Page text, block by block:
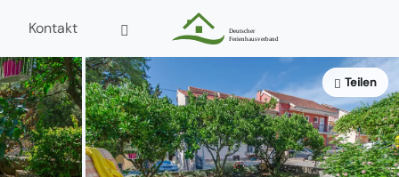
Kontakt
Teilen